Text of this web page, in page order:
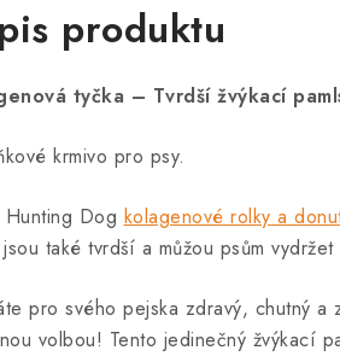
produktu
tyčka – Tvrdší žvýkací
krmivo pro psy.
Hunting Dog kolagenové rolky a
také tvrdší a můžou psům vydržet
pro svého pejska zdravý, chutný a
volbou! Tento jedinečný žvýkací